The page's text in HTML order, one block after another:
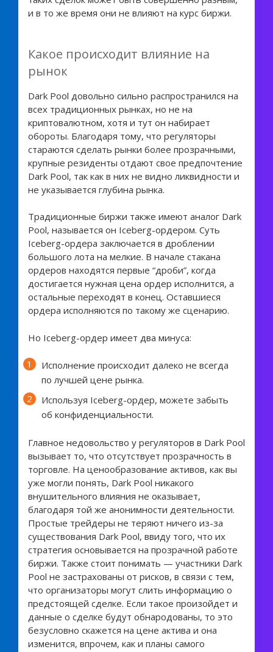
и в то же время они не влияют на курс биржи.
Какое происходит влияние на
рынок
Dark Pool довольно сильно распространился на
всех традиционных рынках, но не на
криптовалютном, хотя и тут он набирает
обороты. Благодаря тому, что регуляторы
стараются сделать рынки более прозрачными,
крупные резиденты отдают свое предпочтение
Dark Pool, так как в них не видно ликвидности и
не указывается глубина рынка.
Традиционные биржи также имеют аналог Dark
Pool, называется он Iceberg-ордером. Суть
Iceberg-ордера заключается в дроблении
большого лота на мелкие. В начале стакана
ордеров находятся первые “дроби”, когда
достигается нужная цена ордер исполнится, а
остальные переходят в конец. Оставшиеся
ордера исполняются по такому же сценарию.
Но Iceberg-ордер имеет два минуса:
Исполнение происходит далеко не всегда
по лучшей цене рынка.
Используя Iceberg-ордер, можете забыть
об конфиденциальности.
Главное недовольство у регуляторов в Dark Pool
вызывает то, что отсутствует прозрачность в
торговле. На ценообразование активов, как вы
уже могли понять, Dark Pool никакого
внушительного влияния не оказывает,
благодаря той же анонимности деятельности.
Простые трейдеры не теряют ничего из-за
существования Dark Pool, ввиду того, что их
стратегия основывается на прозрачной работе
биржи. Также стоит понимать — участники Dark
Pool не застрахованы от рисков, в связи с тем,
что организаторы могут слить информацию о
предстоящей сделке. Если такое произойдет и
данные о сделке будут обнародованы, то это
безусловно скажется на цене актива и она
изменится, впрочем, как и планы самого